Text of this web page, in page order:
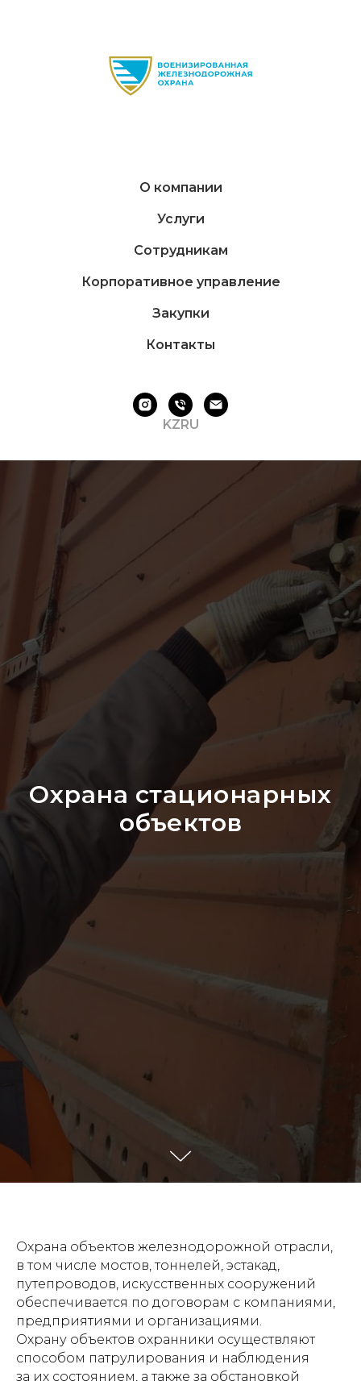
О компании
Услуги
Сотрудникам
Корпоративное управление
Закупки
Контакты
KZ RU
Охрана стационарных
объектов
Охрана объектов железнодорожной отрасли,
в том числе мостов, тоннелей, эстакад,
путепроводов, искусственных сооружений
обеспечивается по договорам с компаниями,
предприятиями и организациями.
Охрану объектов охранники осуществляют
способом патрулирования и наблюдения
за их состоянием, а также за обстановкой